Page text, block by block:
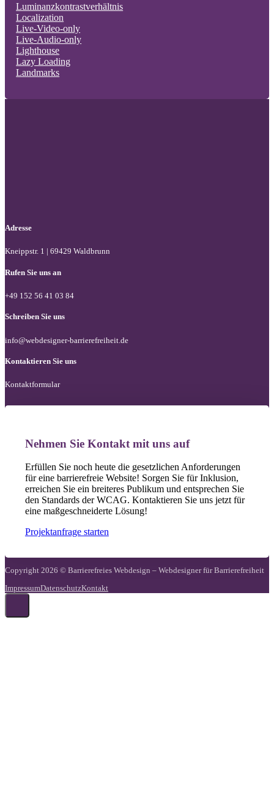
Luminanzkontrastverhältnis
Localization
Live-Video-only
Live-Audio-only
Lighthouse
Lazy Loading
Landmarks
Adresse
Kneippstr. 1 | 69429 Waldbrunn
Rufen Sie uns an
+49 152 56 41 03 84
Schreiben Sie uns
info@webdesigner-barrierefreiheit.de
Kontaktieren Sie uns
Kontaktformular
Nehmen Sie Kontakt mit uns auf
Erfüllen Sie noch heute die gesetzlichen Anforderungen
für eine barrierefreie Website! Sorgen Sie für Inklusion,
erreichen Sie ein breiteres Publikum und entsprechen Sie
den Standards der WCAG. Kontaktieren Sie uns jetzt für
eine maßgeschneiderte Lösung!
Projektanfrage starten
Copyright 2026 © Barrierefreies Webdesign – Webdesigner für Barrierefreiheit
ImpressumDatenschutzKontakt